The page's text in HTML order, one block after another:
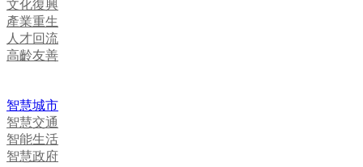
文化復興
產業重生
人才回流
高齡友善
智慧城市
智慧交通
智能生活
智慧政府